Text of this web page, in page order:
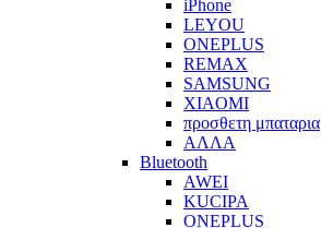
iPhone
LEYOU
ONEPLUS
REMAX
SAMSUNG
XIAOMI
προσθετη μπαταρια
ΑΛΛΑ
Bluetooth
AWEI
KUCIPA
ONEPLUS